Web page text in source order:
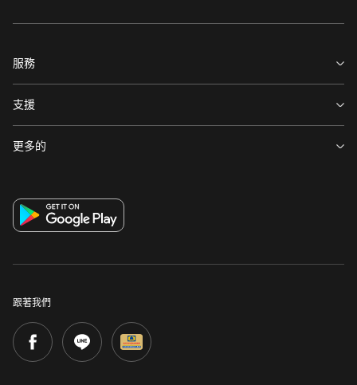
服務
關於渣打
法定公開揭露事項
消費者保護
支援
環球據點
財務報告
個人資料告知事項
打擊金融詐騙
更多的
著作權聲明
Cookie 使用政策
重要資訊
跟著我們